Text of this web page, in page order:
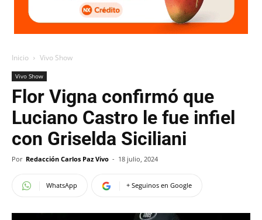
Inicio Vivo Show
Vivo Show
Flor Vigna confirmó que
Luciano Castro le fue infiel
con Griselda Siciliani
Por Redacción Carlos Paz Vivo - 18 julio, 2024
WhatsApp + Seguinos en Google